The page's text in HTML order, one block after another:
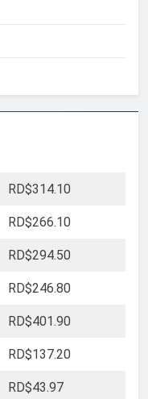
RD$314.10
RD$266.10
RD$294.50
RD$246.80
RD$401.90
RD$137.20
RD$43.97